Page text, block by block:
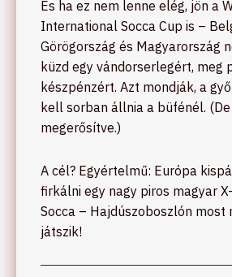
És ha ez nem lenne elég, jön a
International Socca Cup is –
Görögország és Magyarország
küzd egy vándorserlegért, meg
készpénzért. Azt mondják, a
kell sorban állnia a büfénél. (De
megerősítve.)
A cél? Egyértelmű: Európa
firkálni egy nagy piros magyar
Socca – Hajdúszoboszlón most
játszik!